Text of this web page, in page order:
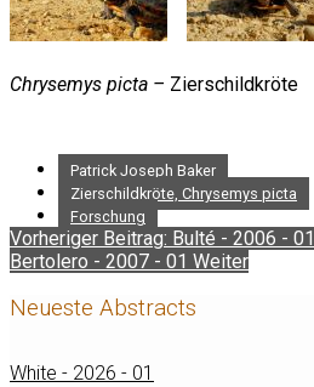
Chrysemys picta – Zierschildkröte
Patrick Joseph Baker
Zierschildkröte, Chrysemys picta
Forschung
Vorheriger Beitrag: Bulté - 2006 - 01
Bertolero - 2007 - 01 Weiter
Neueste Abstracts
White - 2026 - 01